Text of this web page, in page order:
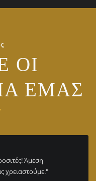
ΟΙ
ΕΜΑΣ
Άμεση
χρειαστούμε."